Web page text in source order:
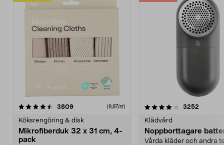
3809recensioner (9,97/st)
Köksrengöring & disk
Mikrofiberduk 32 x 31 cm, 4-
pack
4.0av 5 stjärnor 3252
Klädvård
Noppborttagare
Vårda kläder och andra
4.5av 5 stjärnor